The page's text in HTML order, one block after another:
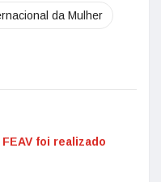
da Mulher
foi realizado